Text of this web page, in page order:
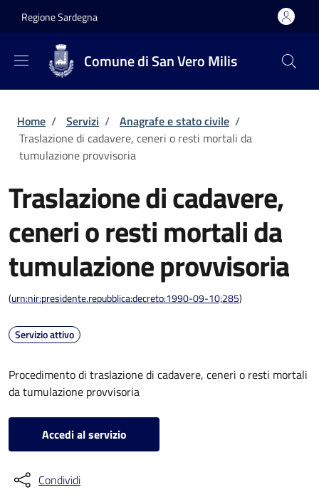
Regione Sardegna
Comune di San Vero Milis
Briciole di pane
Home / Servizi / Anagrafe e stato civile /
Traslazione di cadavere, ceneri o resti mortali da
tumulazione provvisoria
Traslazione di cadavere,
ceneri o resti mortali da
tumulazione provvisoria
(urn:nir:presidente.repubblica:decreto:1990-09-10;285)
Servizio attivo
Procedimento di traslazione di cadavere, ceneri o resti mortali
da tumulazione provvisoria
Accedi al servizio
Condividi